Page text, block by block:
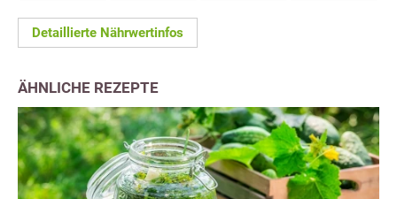
Detaillierte Nährwertinfos
ÄHNLICHE REZEPTE